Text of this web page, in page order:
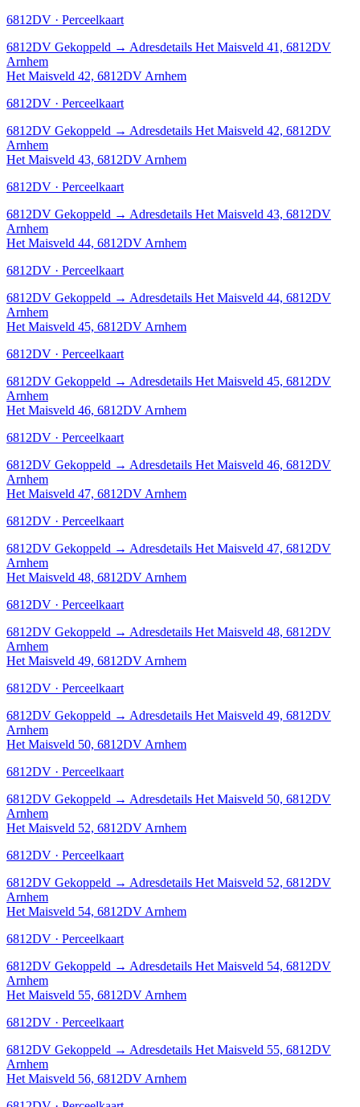
6812DV · Perceelkaart
6812DV Gekoppeld → Adresdetails Het Maisveld 41, 6812DV
Arnhem
Het Maisveld 42, 6812DV Arnhem
6812DV · Perceelkaart
6812DV Gekoppeld → Adresdetails Het Maisveld 42, 6812DV
Arnhem
Het Maisveld 43, 6812DV Arnhem
6812DV · Perceelkaart
6812DV Gekoppeld → Adresdetails Het Maisveld 43, 6812DV
Arnhem
Het Maisveld 44, 6812DV Arnhem
6812DV · Perceelkaart
6812DV Gekoppeld → Adresdetails Het Maisveld 44, 6812DV
Arnhem
Het Maisveld 45, 6812DV Arnhem
6812DV · Perceelkaart
6812DV Gekoppeld → Adresdetails Het Maisveld 45, 6812DV
Arnhem
Het Maisveld 46, 6812DV Arnhem
6812DV · Perceelkaart
6812DV Gekoppeld → Adresdetails Het Maisveld 46, 6812DV
Arnhem
Het Maisveld 47, 6812DV Arnhem
6812DV · Perceelkaart
6812DV Gekoppeld → Adresdetails Het Maisveld 47, 6812DV
Arnhem
Het Maisveld 48, 6812DV Arnhem
6812DV · Perceelkaart
6812DV Gekoppeld → Adresdetails Het Maisveld 48, 6812DV
Arnhem
Het Maisveld 49, 6812DV Arnhem
6812DV · Perceelkaart
6812DV Gekoppeld → Adresdetails Het Maisveld 49, 6812DV
Arnhem
Het Maisveld 50, 6812DV Arnhem
6812DV · Perceelkaart
6812DV Gekoppeld → Adresdetails Het Maisveld 50, 6812DV
Arnhem
Het Maisveld 52, 6812DV Arnhem
6812DV · Perceelkaart
6812DV Gekoppeld → Adresdetails Het Maisveld 52, 6812DV
Arnhem
Het Maisveld 54, 6812DV Arnhem
6812DV · Perceelkaart
6812DV Gekoppeld → Adresdetails Het Maisveld 54, 6812DV
Arnhem
Het Maisveld 55, 6812DV Arnhem
6812DV · Perceelkaart
6812DV Gekoppeld → Adresdetails Het Maisveld 55, 6812DV
Arnhem
Het Maisveld 56, 6812DV Arnhem